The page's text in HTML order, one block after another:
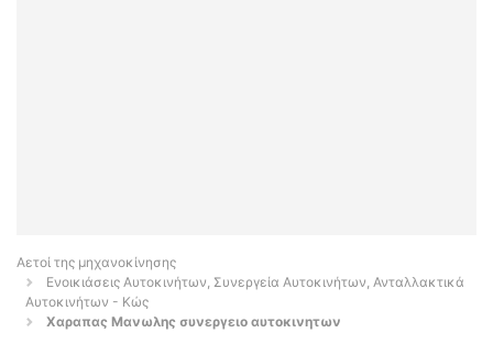
Αετοί της μηχανοκίνησης
Ενοικιάσεις Αυτοκινήτων, Συνεργεία Αυτοκινήτων, Ανταλλακτικά
Αυτοκινήτων - Κώς
Χαραπας Μανωλης συνεργειο αυτοκινητων